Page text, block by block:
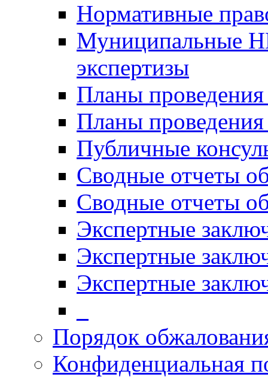
Нормативные
Муниципальные
экспертизы
Планы проведения
Планы
Публичные
Сводные отчеты
Сводные отчеты
Экспертные
Экспертные
Экспертные
Порядок
Конфиденциальная